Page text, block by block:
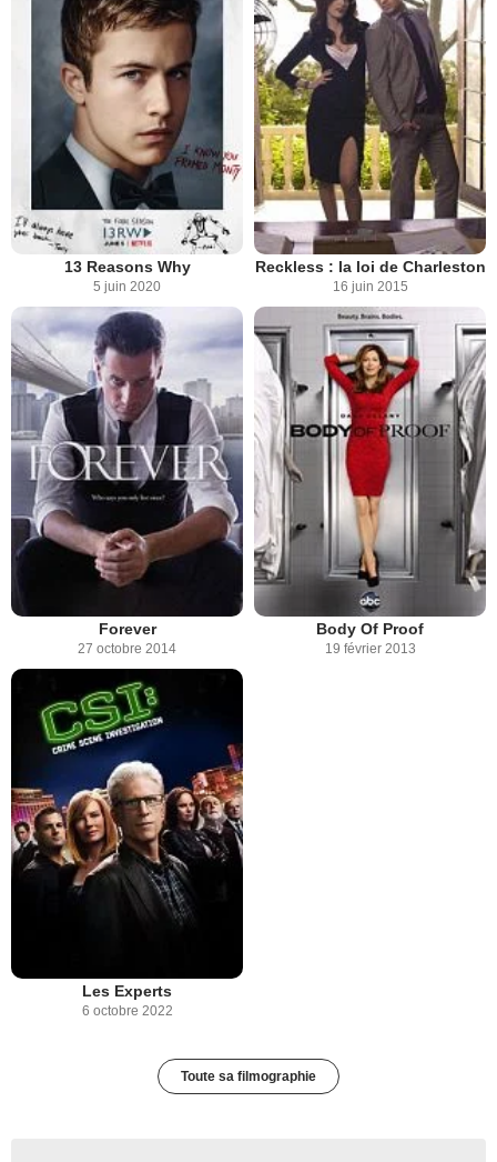
13 Reasons Why
5 juin 2020
Reckless : la loi de Charleston
16 juin 2015
Forever
27 octobre 2014
Body Of Proof
19 février 2013
Les Experts
6 octobre 2022
Toute sa filmographie